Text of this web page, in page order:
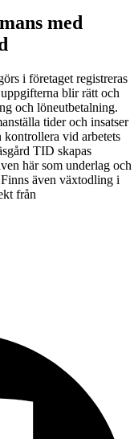
med
i företaget registreras
blir rätt och
och löneutbetalning.
tider och insatser
vid arbetets
TID skapas
här som underlag och
även växtodling i
från